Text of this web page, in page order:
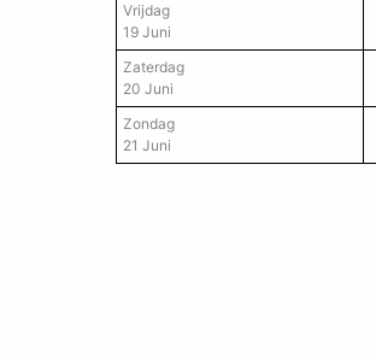
Vrijdag
19 Juni
Zaterdag
20 Juni
Zondag
21 Juni